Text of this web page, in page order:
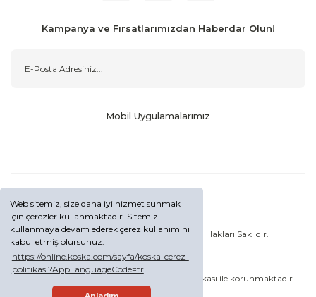
Web sitemiz, size daha iyi hizmet sunmak
için çerezler kullanmaktadır. Sitemizi
kullanmaya devam ederek çerez kullanımını
kabul etmiş olursunuz.
https://online.koska.com/sayfa/koska-cerez-
politikasi?AppLanguageCode=tr
Kampanya ve Fırsatlarımızdan Haberdar Olun!
Mobil Uygulamalarımız
© Copyright 2020 - koska.com - Tüm Hakları Saklıdır.
Kredi kartı bilgileriniz 256Bit RapidSSL Sertifikası ile korunmaktadır.